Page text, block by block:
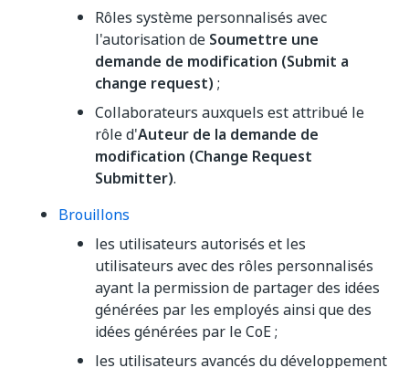
Rôles système personnalisés avec
l'autorisation de Soumettre une
demande de modification (Submit a
change request) ;
Collaborateurs auxquels est attribué le
rôle d'Auteur de la demande de
modification (Change Request
Submitter).
Brouillons
les utilisateurs autorisés et les
utilisateurs avec des rôles personnalisés
ayant la permission de partager des idées
générées par les employés ainsi que des
idées générées par le CoE ;
les utilisateurs avancés du développement